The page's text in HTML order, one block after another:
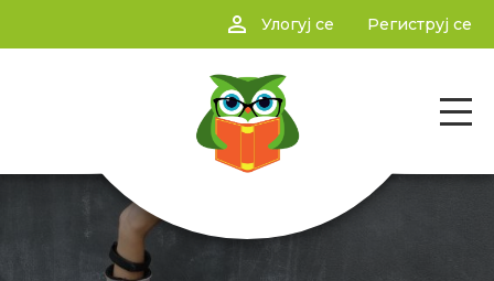
person_outline Улогуј се Региструј се